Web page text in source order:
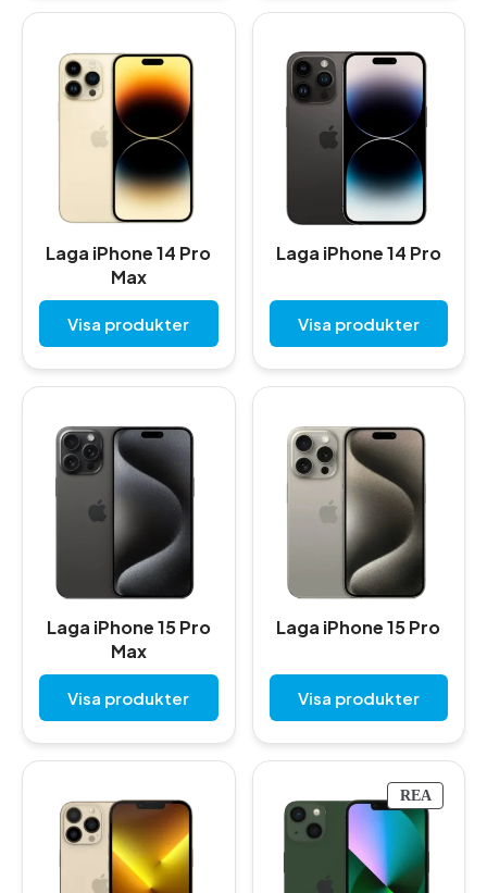
Laga iPhone 14 Pro
Max
Visa produkter
Laga iPhone 14 Pro
Visa produkter
Laga iPhone 15 Pro
Max
Visa produkter
Laga iPhone 15 Pro
Visa produkter
REAP
R